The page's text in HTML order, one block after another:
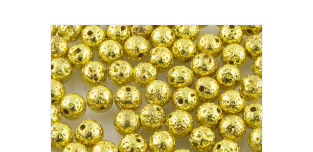
Эпоксидная смола
Шнуры, ленты, нитки
По темам и сезонам
Бисер TOHO
Нетемнеющая фурнитура